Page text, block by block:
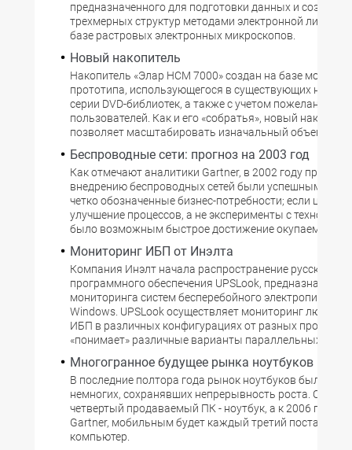
предназначенного для подготовки данных и
трехмерных структур методами электронной
базе растровых электронных микроскопов.
Новый накопитель
Накопитель «Элар НСМ 7000» создан на базе
прототипа, использующегося в существующих
серии DVD-библиотек, а также с учетом пожеланий их
пользователей. Как и его «собратья», новый
позволяет масштабировать изначальный объем
Беспроводные сети: прогноз на 2003 год
Как отмечают аналитики Gartner, в 2002 году проекты
внедрению беспроводных сетей были успешными,
четко обозначенные бизнес-потребности; если целью
улучшение процессов, а не эксперименты с
было возможным быстрое достижение окупаемости.
Мониторинг ИБП от Инэлта
Компания Инэлт начала распространение
программного обеспечения UPSLook,
мониторинга систем бесперебойного электропитания
Windows. UPSLook осуществляет мониторинг любого
ИБП в различных конфигурациях от разных
«понимает» различные варианты параллельных
Многогранное будущее рынка ноутбуков
В последние полтора года рынок ноутбуков был
немногих, сохранявших непрерывность роста.
четвертый продаваемый ПК - ноутбук, а к 2006 году,
Gartner, мобильным будет каждый третий
компьютер.